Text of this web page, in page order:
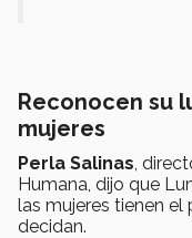
Reconocen su
mujeres
Perla Salinas ,
Humana, dijo que
las mujeres tienen
decidan.